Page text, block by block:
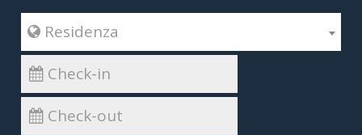
 Residenza